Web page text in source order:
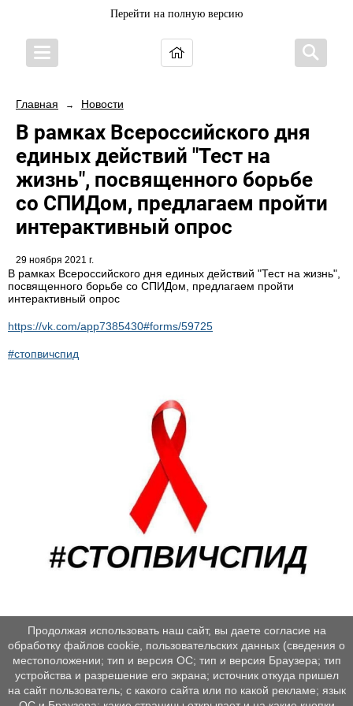
Перейти на полную версию
Главная → Новости
В рамках Всероссийского дня
единых действий "Тест на
жизнь", посвященного борьбе
со СПИДом, предлагаем пройти
интерактивный опрос
29 ноября 2021 г.
В рамках Всероссийского дня единых действий "Тест на жизнь",
посвященного борьбе со СПИДом, предлагаем пройти
интерактивный опрос
https://vk.com/app7385430#forms/59725
#стопвичспид
Продолжая использовать наш сайт, вы даете согласие на
обработку файлов cookie, пользовательских данных (сведения о
местоположении; тип и версия ОС; тип и версия Браузера; тип
устройства и разрешение его экрана; источник откуда пришел
на сайт пользователь; с какого сайта или по какой рекламе; язык